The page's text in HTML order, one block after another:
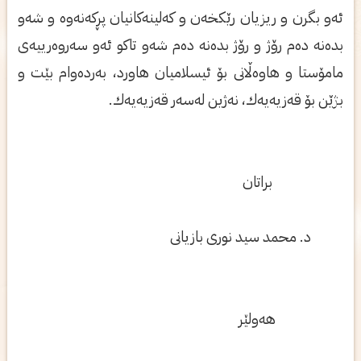
ئه‌و بگرن و ریزیان رێكخه‌ن و كه‌لینه‌كانیان پڕكه‌نه‌وه‌ و شه‌و
بده‌نه‌ ده‌م رۆژ و رۆژ بده‌نه‌ ده‌م شه‌و تاكو ئه‌و سه‌روه‌رییه‌ی‌
مامۆستا و هاوه‌ڵانی‌ بۆ ئیسلامیان هاورد، به‌رده‌وام بێت و
بژێن بۆ قه‌زیه‌یه‌ك، نه‌ژین له‌سه‌ر قه‌زیه‌یه‌ك.
براتان
د. محمد سید نوری‌ بازیانی‌
هه‌ولێر